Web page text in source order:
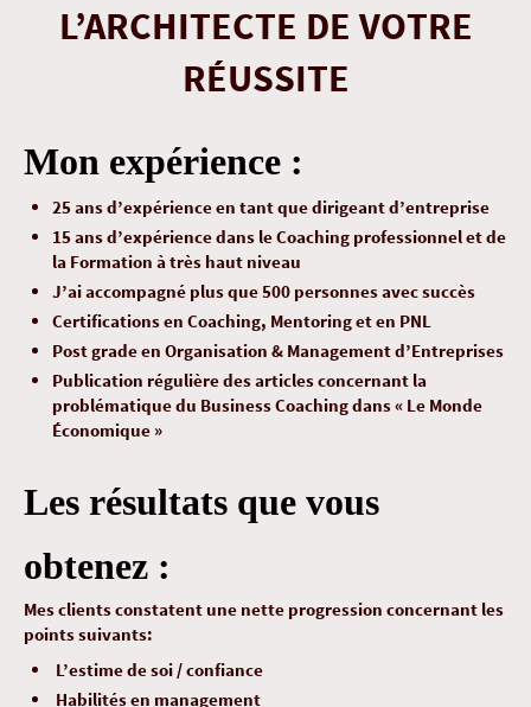
L’ARCHITECTE DE VOTRE
RÉUSSITE
Mon expérience :
25 ans d’expérience en tant que dirigeant d’entreprise
15 ans d’expérience dans le Coaching professionnel et de
la Formation à très haut niveau
J’ai accompagné plus que 500 personnes avec succès
Certifications en Coaching, Mentoring et en PNL
Post grade en Organisation & Management d’Entreprises
Publication régulière des articles concernant la
problématique du Business Coaching dans « Le Monde
Économique »
Les résultats que vous
obtenez :
Mes clients constatent une nette progression concernant les
points suivants:
L’estime de soi / confiance
Habilités en management